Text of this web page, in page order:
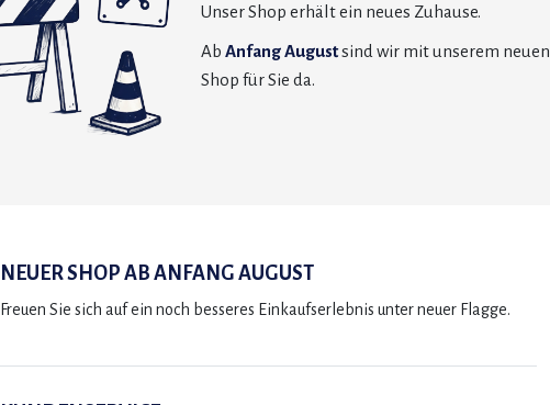
Unser Shop erhält ein neues Zuhause.
Ab Anfang Augustsind wir mit unserem neuen
Shop für Sie da.
NEUER SHOP AB ANFANG AUGUST
Freuen Sie sich auf ein noch besseres Einkaufserlebnis unter neuer Flagge.